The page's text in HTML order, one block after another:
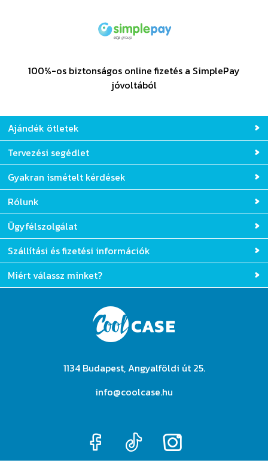
100%-os biztonságos online fizetés a SimplePay
jóvoltából
Ajándék ötletek
Tervezési segédlet
Gyakran ismételt kérdések
Rólunk
Ügyfélszolgálat
Szállítási és fizetési információk
Miért válassz minket?
1134 Budapest, Angyalföldi út 25.
info@coolcase.hu